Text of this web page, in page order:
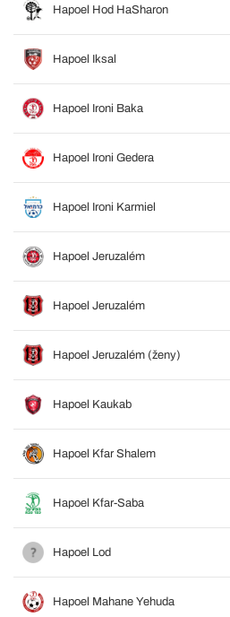
Hapoel Hod HaSharon
Hapoel Iksal
Hapoel Ironi Baka
Hapoel Ironi Gedera
Hapoel Ironi Karmiel
Hapoel Jeruzalém
Hapoel Jeruzalém
Hapoel Jeruzalém (ženy)
Hapoel Kaukab
Hapoel Kfar Shalem
Hapoel Kfar-Saba
Hapoel Lod
Hapoel Mahane Yehuda